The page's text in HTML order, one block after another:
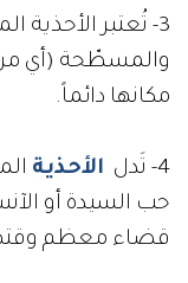
3- تُعتبر الأحذية
والمسطّحة (أي
مكانها دائماً.
4- تَدل الأحذية
حب السيدة أو
قضاء معظم